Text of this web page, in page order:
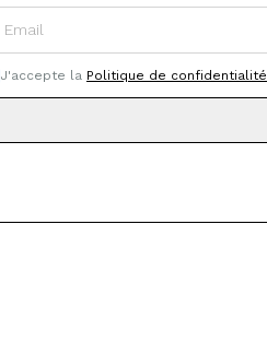
J'accepte la Politique de confidentialité